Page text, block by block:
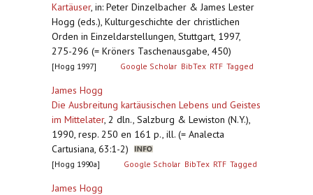
Kartäuser, in: Peter Dinzelbacher & James Lester
Hogg (eds.), Kulturgeschichte der christlichen
Orden in Einzeldarstellungen, Stuttgart, 1997,
275-296 (= Kröners Taschenausgabe, 450)
[Hogg 1997] Google Scholar BibTex RTF Tagged
James Hogg
Die Ausbreitung kartäusischen Lebens und Geistes
im Mittelater, 2 dln., Salzburg & Lewiston (N.Y.),
1990, resp. 250 en 161 p., ill. (= Analecta
Cartusiana, 63:1-2)
[Hogg 1990a] Google Scholar BibTex RTF Tagged
James Hogg